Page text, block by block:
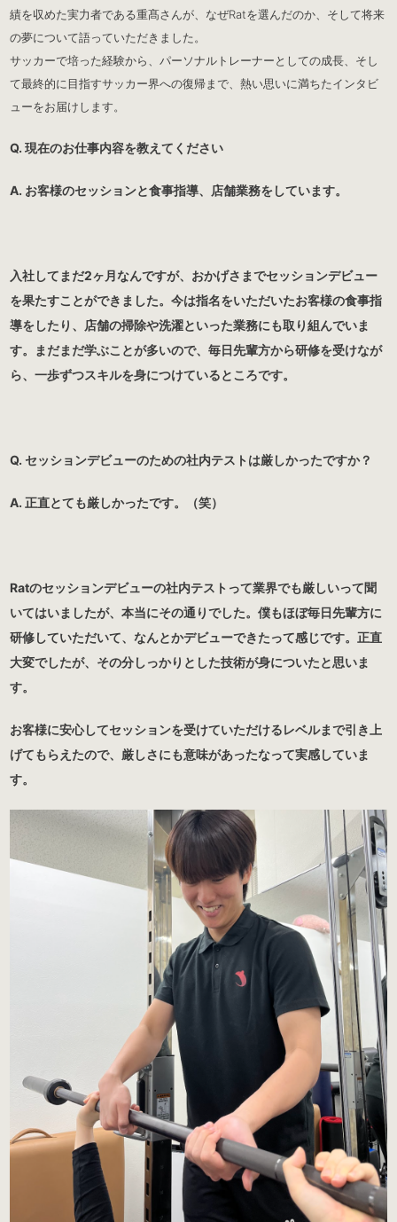
績を収めた実力者である重髙さんが、なぜRatを選んだのか、そして将来
の夢について語っていただきました。
サッカーで培った経験から、パーソナルトレーナーとしての成長、そし
て最終的に目指すサッカー界への復帰まで、熱い思いに満ちたインタビ
ューをお届けします。
Q. 現在のお仕事内容を教えてください
A. お客様のセッションと食事指導、店舗業務をしています。
入社してまだ2ヶ月なんですが、おかげさまでセッションデビュー
を果たすことができました。今は指名をいただいたお客様の食事指
導をしたり、店舗の掃除や洗濯といった業務にも取り組んでいま
す。まだまだ学ぶことが多いので、毎日先輩方から研修を受けなが
ら、一歩ずつスキルを身につけているところです。
Q. セッションデビューのための社内テストは厳しかったですか？
A. 正直とても厳しかったです。（笑）
Ratのセッションデビューの社内テストって業界でも厳しいって聞
いてはいましたが、本当にその通りでした。僕もほぼ毎日先輩方に
研修していただいて、なんとかデビューできたって感じです。正直
大変でしたが、その分しっかりとした技術が身についたと思いま
す。
お客様に安心してセッションを受けていただけるレベルまで引き上
げてもらえたので、厳しさにも意味があったなって実感していま
す。